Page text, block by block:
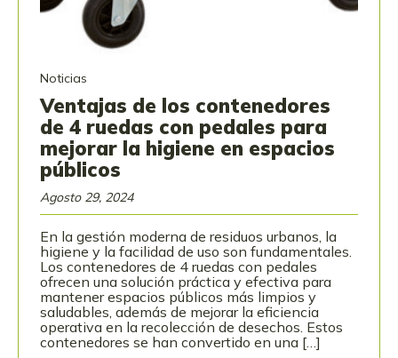
Noticias
Ventajas de los contenedores
de 4 ruedas con pedales para
mejorar la higiene en espacios
públicos
Agosto 29, 2024
En la gestión moderna de residuos urbanos, la
higiene y la facilidad de uso son fundamentales.
Los contenedores de 4 ruedas con pedales
ofrecen una solución práctica y efectiva para
mantener espacios públicos más limpios y
saludables, además de mejorar la eficiencia
operativa en la recolección de desechos. Estos
contenedores se han convertido en una […]